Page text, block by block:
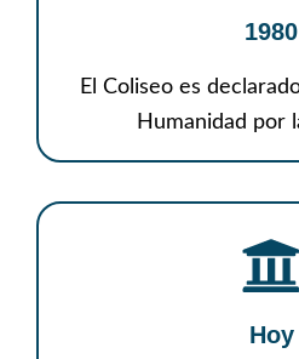
1980
El Coliseo es
Humanidad por
Hoy